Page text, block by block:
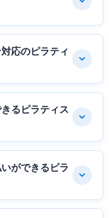
応のピラティ
るピラティス
ができるピラ